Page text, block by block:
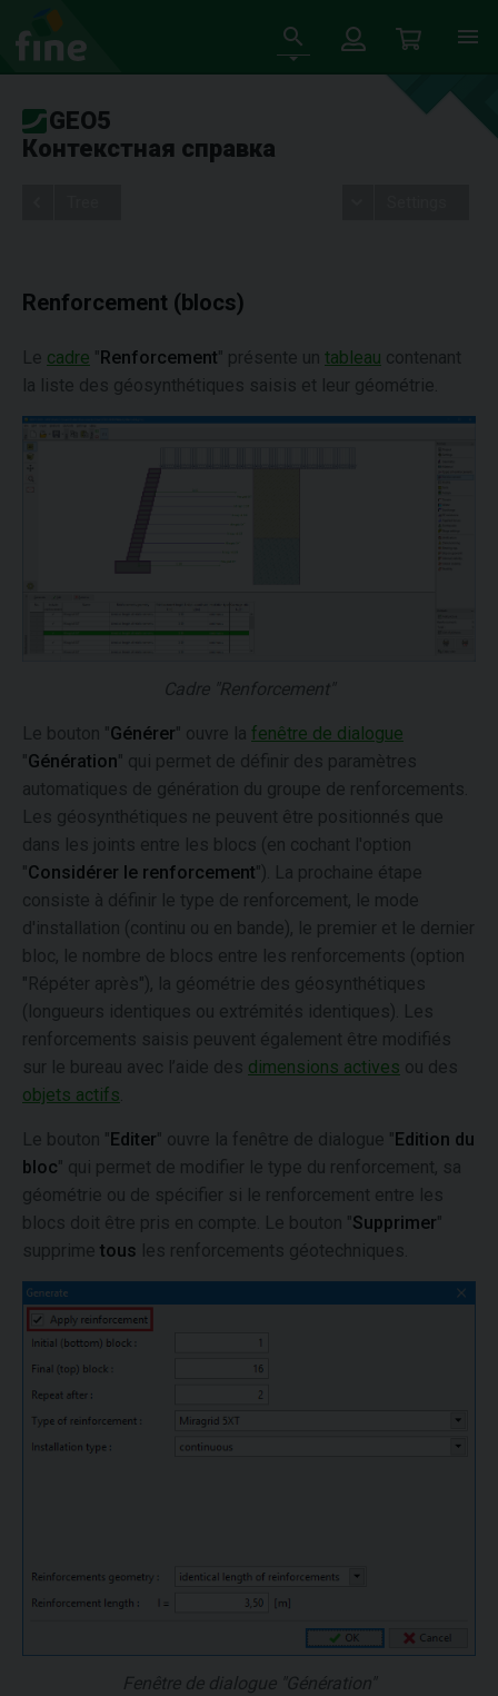
GEO5
Контекстная справка
Renforcement (blocs)
Le cadre "Renforcement" présente un tableau contenant
la liste des géosynthétiques saisis et leur géométrie.
Cadre "Renforcement"
Le bouton "Générer" ouvre la fenêtre de dialogue
"Génération" qui permet de définir des paramètres
automatiques de génération du groupe de renforcements.
Les géosynthétiques ne peuvent être positionnés que
dans les joints entre les blocs (en cochant l'option
"Considérer le renforcement"). La prochaine étape
consiste à définir le type de renforcement, le mode
d'installation (continu ou en bande), le premier et le dernier
bloc, le nombre de blocs entre les renforcements (option
"Répéter après"), la géométrie des géosynthétiques
(longueurs identiques ou extrémités identiques). Les
renforcements saisis peuvent également être modifiés
sur le bureau avec l’aide des dimensions actives ou des
objets actifs
Le bouton " Editer" ouvre la fenêtre de dialogue " Edition du
bloc" qui permet de modifier le type du renforcement, sa
géométrie ou de spécifier si le renforcement entre les
blocs doit être pris en compte. Le bouton "Supprimer"
supprime tous les renforcements géotechniques.
Fenêtre de dialogue "Génération"